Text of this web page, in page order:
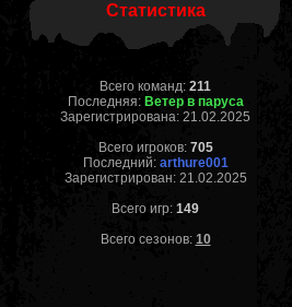
Статистика
Всего команд: 211
Последняя: Ветер в паруса
Зарегистрирована: 21.02.2025
Всего игроков: 705
Последний: arthure001
Зарегистрирован: 21.02.2025
Всего игр: 149
Всего сезонов: 10